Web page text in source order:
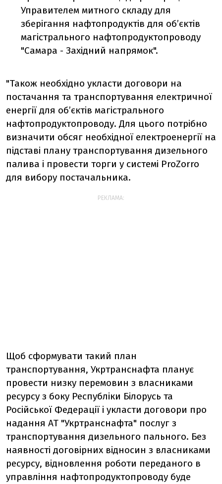
Управителем митного складу для
зберігання нафтопродуктів для об’єктів
магістрального нафтопродуктопроводу
"Самара - Західний напрямок".
"Також необхідно укласти договори на
постачання та транспортування електричної
енергії для об’єктів магістрального
нафтопродуктопроводу. Для цього потрібно
визначити обсяг необхідної електроенергії на
підставі плану транспортування дизельного
палива і провести торги у системі ProZorro
для вибору постачальника.
РЕКЛАМА:
Щоб сформувати такий план
транспортування, Укртранснафта планує
провести низку перемовин з власниками
ресурсу з боку Республіки Білорусь та
Російської Федерації і укласти договори про
надання АТ "Укртранснафта" послуг з
транспортування дизельного пального. Без
наявності договірних відносин з власниками
ресурсу, відновлення роботи переданого в
управління нафтопродуктопроводу буде